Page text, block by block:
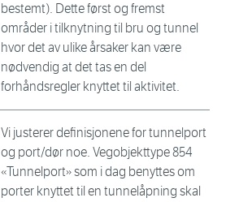
bestemt). Dette først og fremst
områder i tilknytning til bru og tunnel
hvor det av ulike årsaker kan være
nødvendig at det tas en del
forhåndsregler knyttet til aktivitet.
Vi justerer definisjonene for tunnelport
og port/dør noe. Vegobjekttype 854
«Tunnelport» som i dag benyttes om
porter knyttet til en tunnelåpning skal